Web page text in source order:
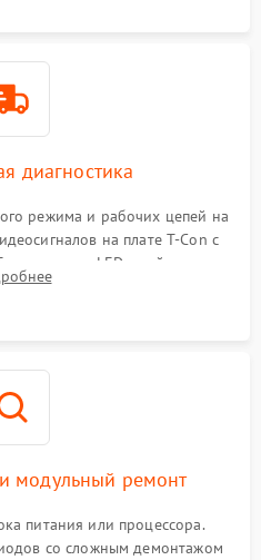
диагностика
режима и рабочих цепей на
на плате T-Con с
LED-драйвера и
мультиметром.
модульный ремонт
питания или процессора.
со сложным демонтажом